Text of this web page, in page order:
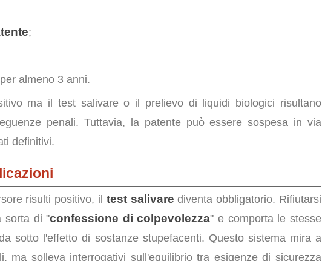
;
per almeno 3 anni.
ma il test salivare o il prelievo di liquidi biologici risultano
penali. Tuttavia, la patente può essere sospesa in via
definitivi.
risulti positivo, il test salivare diventa obbligatorio. Rifiutarsi
sorta di "confessione di colpevolezza" e comporta le stesse
sotto l'effetto di sostanze stupefacenti. Questo sistema mira a
ma solleva interrogativi sull'equilibrio tra esigenze di sicurezza